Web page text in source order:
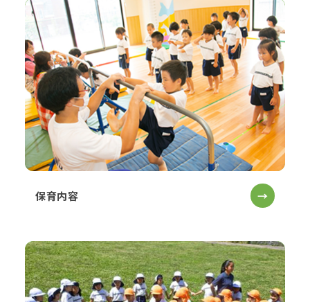
保育内容 →